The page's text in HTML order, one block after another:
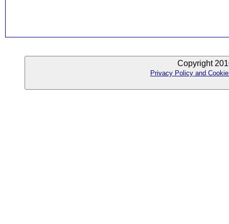
Copyright
Privacy Policy and